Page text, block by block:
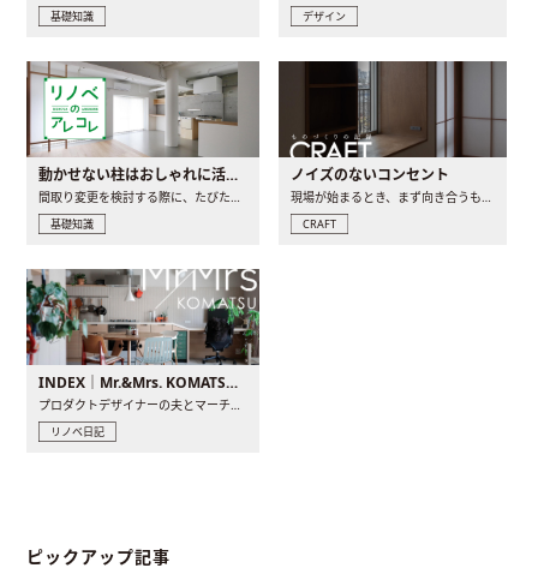
基礎知識 デザイン
動かせない柱はおしゃれに活用！柱を魅せるリノベーション(リノベ)4選
間取り変更を検討する際に、たびたび皆さんの頭を悩ませる動か..
基礎知識
ノイズのないコンセント
現場が始まるとき、まず向き合うものの一つがコンセントです..
CRAFT
INDEX｜Mr.&Mrs. KOMATSU renovation diary
プロダクトデザイナーの夫とマーチャンダイザーの妻が、夫婦で..
リノベ日記
ピックアップ記事